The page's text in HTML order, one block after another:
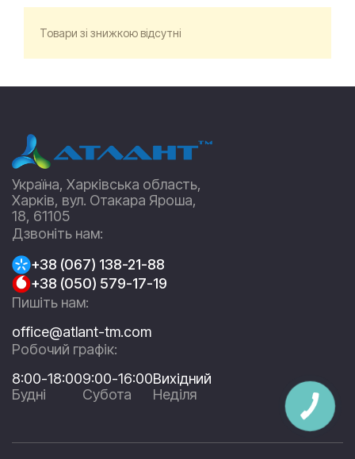
Товари зі знижкою відсутні
Україна, Харківська область,
Харків, вул. Отакара Яроша,
18, 61105
Дзвоніть нам:
+38 (067) 138-21-88
+38 (050) 579-17-19
Пишіть нам:
office@atlant-tm.com
Робочий графік:
8:00-18:00
Будні
9:00-16:00
Субота
Вихідний
Неділя